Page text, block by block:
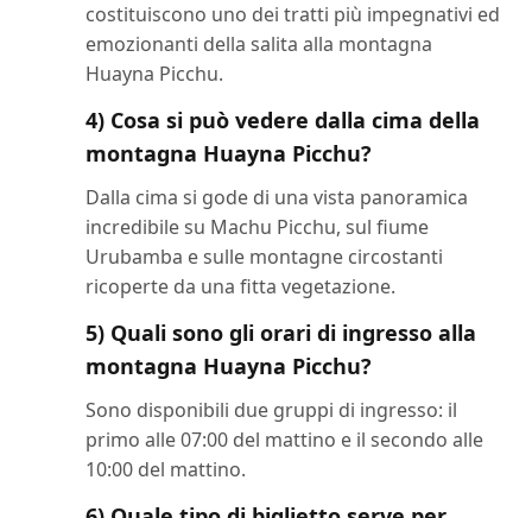
costituiscono uno dei tratti più impegnativi ed
emozionanti della salita alla montagna
Huayna Picchu.
4) Cosa si può vedere dalla cima della
montagna Huayna Picchu?
Dalla cima si gode di una vista panoramica
incredibile su Machu Picchu, sul fiume
Urubamba e sulle montagne circostanti
ricoperte da una fitta vegetazione.
5) Quali sono gli orari di ingresso alla
montagna Huayna Picchu?
Sono disponibili due gruppi di ingresso: il
primo alle 07:00 del mattino e il secondo alle
10:00 del mattino.